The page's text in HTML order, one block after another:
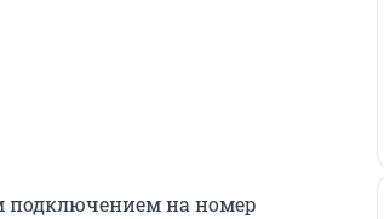
подключением на номер